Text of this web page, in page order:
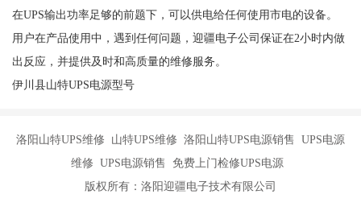
在UPS输出功率足够的前题下，可以供电给任何使用市电的设备。
用户在产品使用中，遇到任何问题，迎疆电子公司保证在2小时内做
出反应，并提供及时和高质量的维修服务。
伊川县山特UPS电源型号
洛阳山特UPS维修 山特UPS维修 洛阳山特UPS电源销售 UPS电源
维修 UPS电源销售 免费上门检修UPS电源
版权所有：洛阳迎疆电子技术有限公司